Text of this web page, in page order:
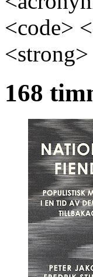
<code>
<strong>
168